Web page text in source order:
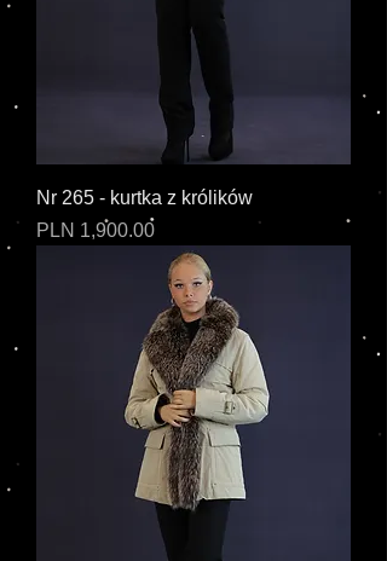
Nr 265 - kurtka z królików
Cena
PLN 1,900.00